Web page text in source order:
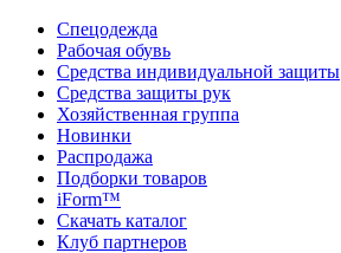
Спецодежда
Рабочая обувь
Средства индивидуальной защиты
Средства защиты рук
Хозяйственная группа
Новинки
Распродажа
Подборки товаров
iForm™
Скачать каталог
Клуб партнеров